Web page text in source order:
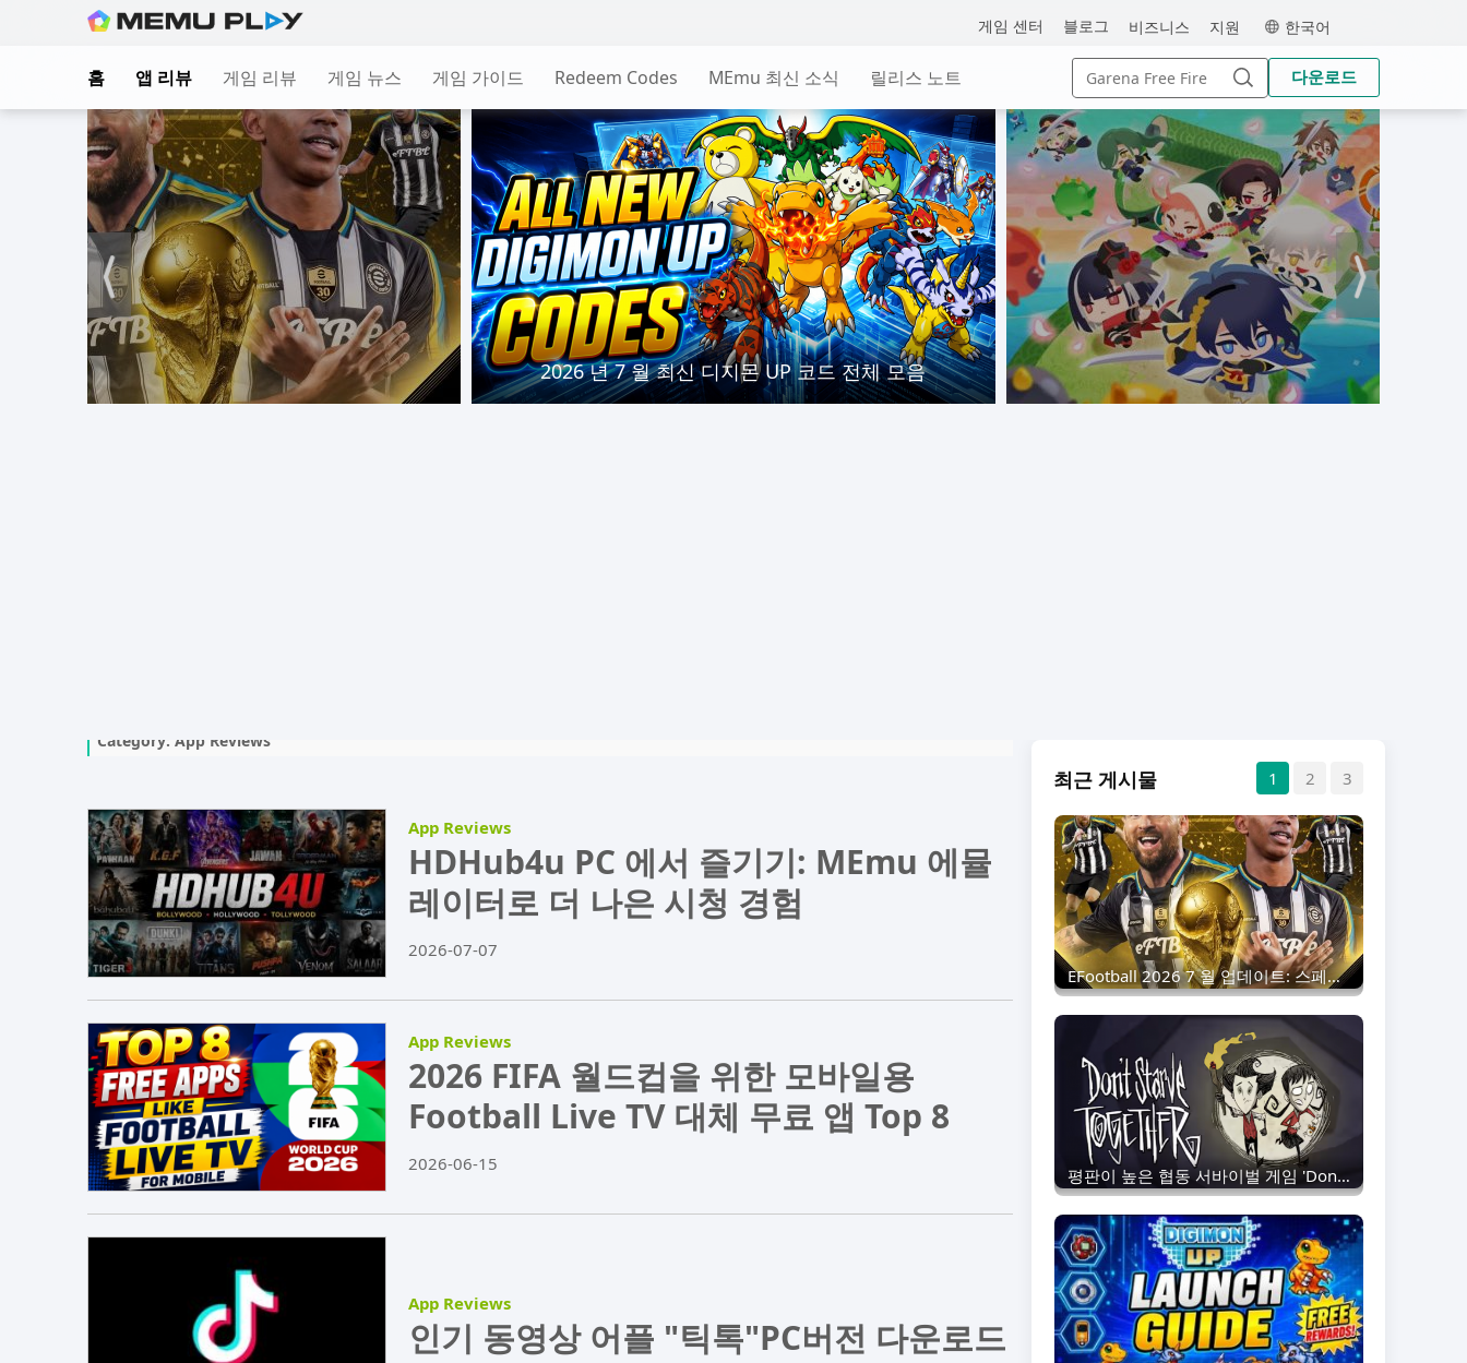
MEmu 한국어
지원
비즈니스
블로그
게임 센터
to
content
홈 앱 리뷰 게임 리뷰 게임 뉴스 게임 가이드 Redeem Codes MEmu 최신 소식 릴리스 노트
Search
for:
Search
다운로드
2026 년 7 월 최신 디지몬 UP 코드 전체 모음
Category: App Reviews
App Reviews
HDHub4u PC 에서 즐기기: MEmu 에뮬
레이터로 더 나은 시청 경험
2026-07-07
App Reviews
2026 FIFA 월드컵을 위한 모바일용
Football Live TV 대체 무료 앱 Top 8
2026-06-15
App Reviews
인기 동영상 어플 "틱톡"PC버전 다운로드
최근 게시물 1 2 3
EFootball 2026 7 월 업데이트: 스페인 2010 에픽 및 페이즈 13 지명 팩 출시!
평판이 높은 협동 서바이벌 게임 'Don't Starve Together'가 마침내 2026 년 7 월 21 일 모바일 플랫폼에 출시됩니다.